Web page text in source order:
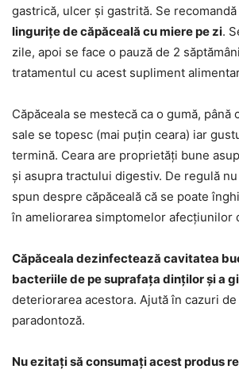
gastrică, ulcer și gastrită. Se
lingurițe de căpăceală cu miere pe zi.
zile, apoi se face o pauză de 2
tratamentul cu acest supliment
Căpăceala se mestecă ca o gumă, până
sale se topesc (mai puțin ceara) iar
termină. Ceara are proprietăți bune
și asupra tractului digestiv. De regulă
spun despre căpăceală că se poate
în ameliorarea simptomelor afecțiunilor
Căpăceala dezinfectează cavitatea
bacteriile de pe suprafața dinților și a
deteriorarea acestora. Ajută în cazuri
paradontoză.
Nu ezitați să consumați acest produs